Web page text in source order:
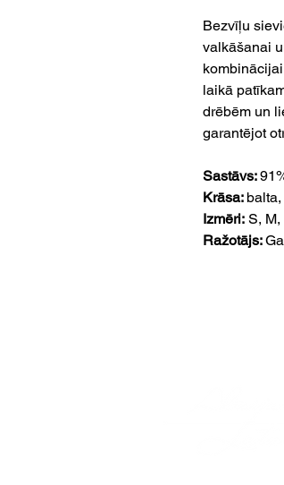
Bezvīļu
valkāšanai
laikā
drēbēm un
garantējot
Sastāvs:
Krāsa:
Izmēri: S, M,
Ražotājs: